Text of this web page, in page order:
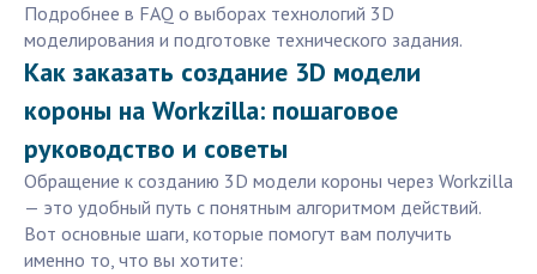
Подробнее в FAQ о выборах технологий 3D
моделирования и подготовке технического задания.
Как заказать создание 3D модели
короны на Workzilla: пошаговое
руководство и советы
Обращение к созданию 3D модели короны через Workzilla
— это удобный путь с понятным алгоритмом действий.
Вот основные шаги, которые помогут вам получить
именно то, что вы хотите: